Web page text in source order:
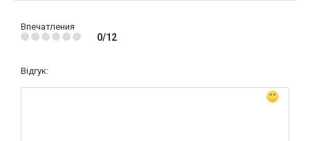
Впечатления
0/12
Відгук: